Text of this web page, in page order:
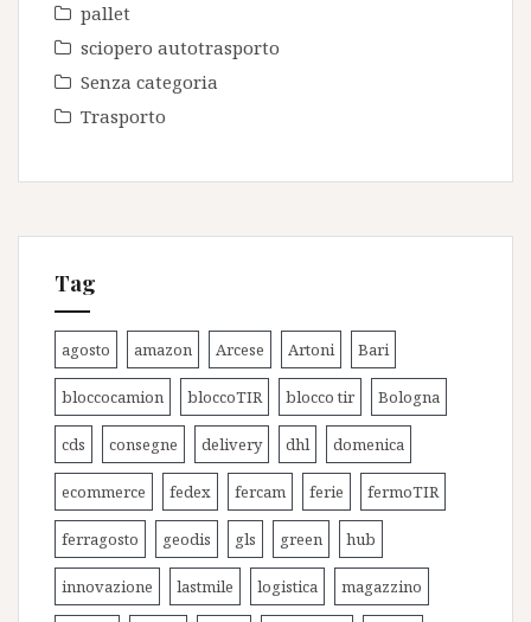
pallet
sciopero autotrasporto
Senza categoria
Trasporto
Tag
agosto amazon Arcese Artoni Bari
bloccocamion bloccoTIR blocco tir Bologna
cds consegne delivery dhl domenica
ecommerce fedex fercam ferie fermoTIR
ferragosto geodis gls green hub
innovazione lastmile logistica magazzino